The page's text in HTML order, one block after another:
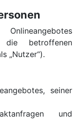
die betroffenen
„Nutzer“).
seiner
und